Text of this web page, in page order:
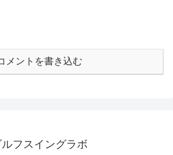
メントを書き込む
ルフスイングラボ